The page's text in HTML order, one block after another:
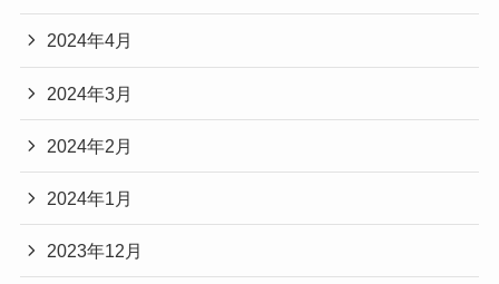
2024年4月
2024年3月
2024年2月
2024年1月
2023年12月